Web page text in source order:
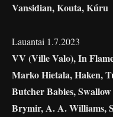
Vansidian, Kouta, Kúru
Lauantai 1.7.2023
VV (Ville Valo), In
Marko Hietala, Haken,
Butcher Babies,
Brymir, A. A. Williams,